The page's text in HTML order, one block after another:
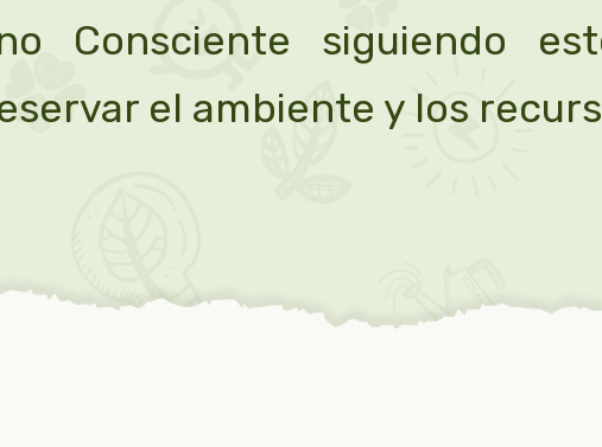
Consciente siguiendo
el ambiente y los